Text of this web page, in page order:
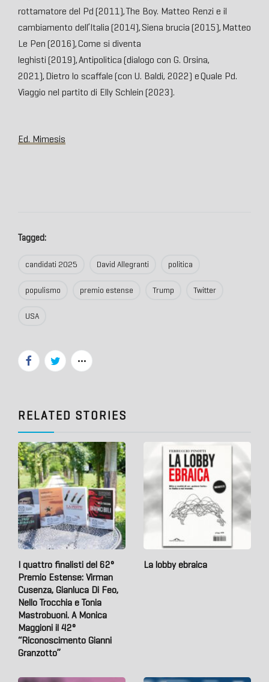
rottamatore del Pd (2011),The Boy. Matteo Renzi e il
cambiamento dell’Italia (2014),Siena brucia (2015), Matteo
Le Pen (2016),Come si diventa
leghisti (2019),Antipolitica (dialogo con G. Orsina,
2021), Dietro lo scaffale (con U. Baldi, 2022) eQuale Pd.
Viaggio nel partito di Elly Schlein (2023).
Ed. Mimesis
Tagged:
candidati 2025 David Allegranti politica
populismo premio estense Trump Twitter
USA
RELATED STORIES
I quattro finalisti del 62°
Premio Estense: Virman
Cusenza, Gianluca Di Feo,
Nello Trocchia e Tonia
Mastrobuoni. A Monica
Maggioni il 42°
“Riconoscimento Gianni
Granzotto”
La lobby ebraica